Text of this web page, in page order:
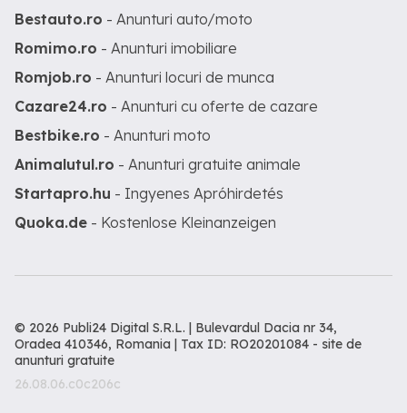
Bestauto.ro - Anunturi auto/moto
Romimo.ro - Anunturi imobiliare
Romjob.ro - Anunturi locuri de munca
Cazare24.ro - Anunturi cu oferte de cazare
Bestbike.ro - Anunturi moto
Animalutul.ro - Anunturi gratuite animale
Startapro.hu - Ingyenes Apróhirdetés
Quoka.de - Kostenlose Kleinanzeigen
© 2026 Publi24 Digital S.R.L. | Bulevardul Dacia nr 34,
Oradea 410346, Romania | Tax ID: RO20201084 - site de
anunturi gratuite
26.08.06.c0c206c